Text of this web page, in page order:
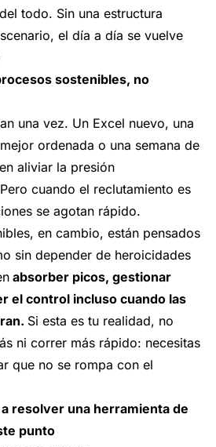
todo. Sin una estructura
el día a día se vuelve
sostenibles, no
una vez. Un Excel nuevo, una
ordenada o una semana de
aliviar la presión
cuando el reclutamiento es
se agotan rápido.
en cambio, están pensados
sin depender de heroicidades
absorber picos, gestionar
el control incluso cuando las
Si esta es tu realidad, no
ni correr más rápido: necesitas
que no se rompa con el
resolver una herramienta de
punto